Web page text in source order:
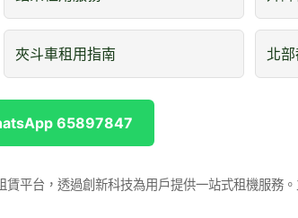
夾斗車租用指南 北
65897847
平台，透過創新科技為用戶提供一站式租機服務